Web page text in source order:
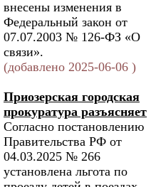
внесены изменения в
Федеральный закон от
07.07.2003 № 126-ФЗ «О
связи».
(добавлено 2025-06-06 )
Приозерская городская
прокуратура разъясняет
Согласно постановлению
Правительства РФ от
04.03.2025 № 266
установлена льгота по